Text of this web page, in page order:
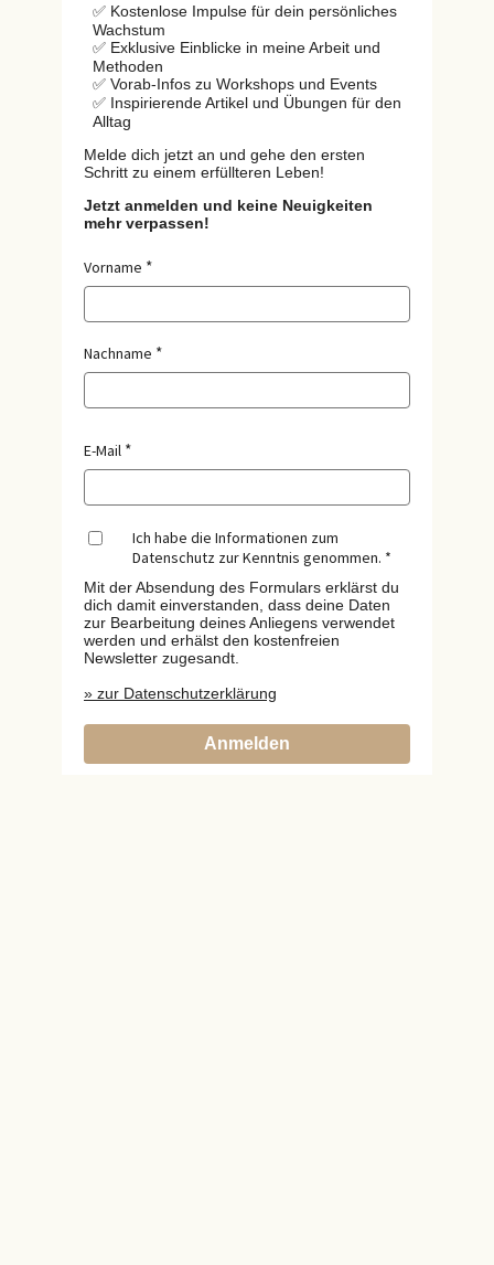
✅ Kostenlose Impulse für dein persönliches
Wachstum
✅ Exklusive Einblicke in meine Arbeit und
Methoden
✅ Vorab-Infos zu Workshops und Events
✅ Inspirierende Artikel und Übungen für den
Alltag
Melde dich jetzt an und gehe den ersten
Schritt zu einem erfüllteren Leben!
Jetzt anmelden und keine Neuigkeiten
mehr verpassen!
Vorname
Nachname
E-Mail
Ich habe die Informationen zum
Datenschutz zur Kenntnis genommen.
Mit der Absendung des Formulars erklärst du
dich damit einverstanden, dass deine Daten
zur Bearbeitung deines Anliegens verwendet
werden und erhälst den kostenfreien
Newsletter zugesandt.
» zur Datenschutzerklärung
Anmelden